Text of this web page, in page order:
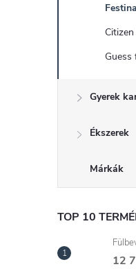
ó
n
e
l
Gyerek
Ékszerek
Márkák
TOP 10
12